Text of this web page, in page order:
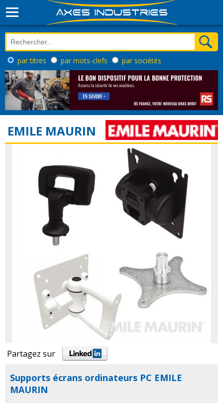
par titres par mots-clefs par sociétés
EMILE MAURIN
Partagez sur
Supports écrans ordinateurs PC EMILE
MAURIN